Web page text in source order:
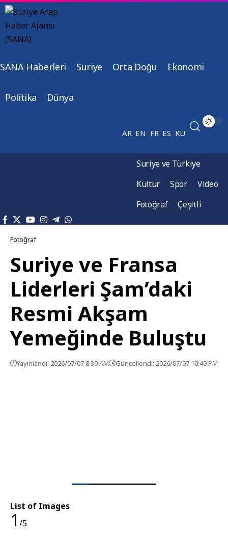
SANA Haberleri Suriye Orta Doğu Ekonomi
Politika Dünya
AR EN FR ES KU
Suriye ve Türkiye
Kültür
Spor
Video
Fotoğraf
Çeşitli
Fotoğraf
Suriye ve Fransa
Liderleri Şam’daki
Resmi Akşam
Yemeğinde Buluştu
Yayınlandı: 2026/07/07 8:39 AM Güncellendi: 2026/07/07 10:49 PM
List of Images
1 /5